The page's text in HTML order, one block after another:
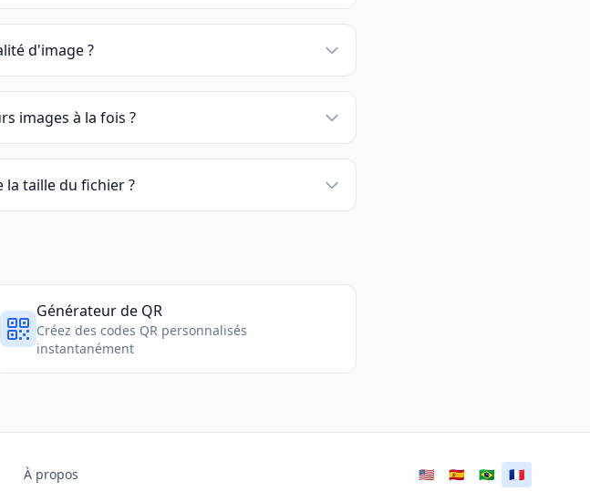
d'image ?
images à la fois ?
la taille du fichier ?
Générateur de QR
Créez des codes QR personnalisés
instantanément
À propos 🇺🇸 🇪🇸 🇧🇷 🇫🇷